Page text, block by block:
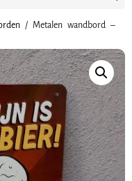
/ Metalen wandbord –